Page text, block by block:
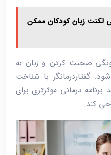
لکنت زبان کودکان ممکن
صحبت کردن و زبان به
گفتاردرمانگر با شناخت
درمانی موثرتری برای
کند.